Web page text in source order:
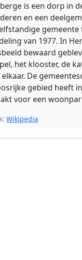
is een dorp in
en een
van 1977. In
bewaard
het klooster, de
elkaar. De
gebied heeft
voor een
Wikipedia